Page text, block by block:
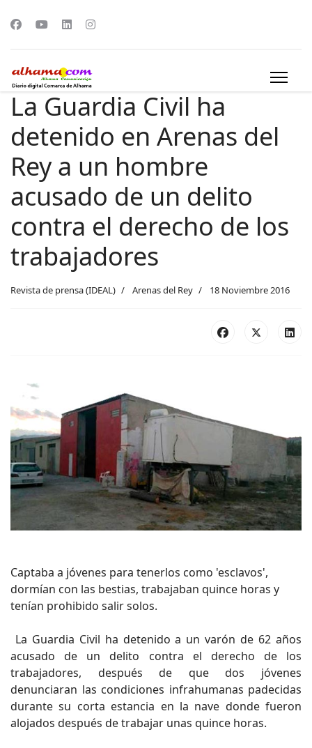
La Guardia Civil ha
detenido en Arenas del
Rey a un hombre
acusado de un delito
contra el derecho de los
trabajadores
Revista de prensa (IDEAL) Arenas del Rey 18 Noviembre 2016
Captaba a jóvenes para tenerlos como 'esclavos',
dormían con las bestias, trabajaban quince horas y
tenían prohibido salir solos.
La Guardia Civil ha detenido a un varón de 62 años
acusado de un delito contra el derecho de los
trabajadores, después de que dos jóvenes
denunciaran las condiciones infrahumanas padecidas
durante su corta estancia en la nave donde fueron
alojados después de trabajar unas quince horas.